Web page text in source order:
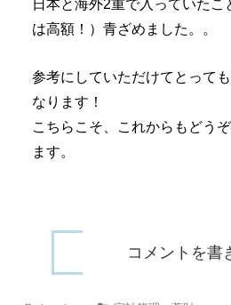
日本と海外2重で入っていた
は高額！）青ざめました。。
参考にしていただけてとって
なります！
こちらこそ、これからもどう
ます。
コメントを書